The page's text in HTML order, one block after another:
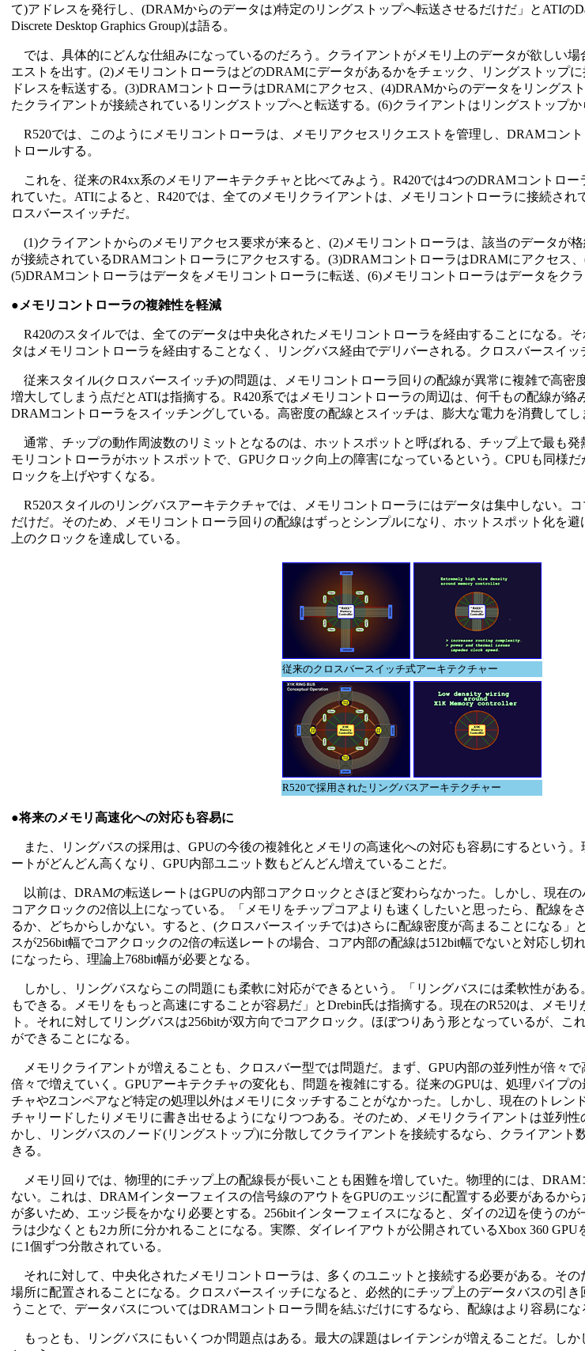
て)アドレスを発行し、(DRAMからのデータは)特定のリングストップへ転送させるだけだ」とATIの
Discrete Desktop Graphics Group)は語る。
では、具体的にどんな仕組みになっているのだろう。クライアントがメモリ上のデータが欲しい場
エストを出す。(2)メモリコントローラはどのDRAMにデータがあるかをチェック、リングストップ
ドレスを転送する。(3)DRAMコントローラはDRAMにアクセス、(4)DRAMからのデータをリングス
たクライアントが接続されているリングストップへと転送する。(6)クライアントはリングストップか
R520では、このようにメモリコントローラは、メモリアクセスリクエストを管理し、DRAMコン
トロールする。
これを、従来のR4xx系のメモリアーキテクチャと比べてみよう。R420では4つのDRAMコントロー
れていた。ATIによると、R420では、全てのメモリクライアントは、メモリコントローラに接続され
ロスバースイッチだ。
(1)クライアントからのメモリアクセス要求が来ると、(2)メモリコントローラは、該当のデータが
が接続されているDRAMコントローラにアクセスする。(3)DRAMコントローラはDRAMにアクセス
(5)DRAMコントローラはデータをメモリコントローラに転送、(6)メモリコントローラはデータをクラ
●メモリコントローラの複雑性を軽減
R420のスタイルでは、全てのデータは中央化されたメモリコントローラを経由することになる。
タはメモリコントローラを経由することなく、リングバス経由でデリバーされる。クロスバースイッ
従来スタイル(クロスバースイッチ)の問題は、メモリコントローラ回りの配線が異常に複雑で高密
増大してしまう点だとATIは指摘する。R420系ではメモリコントローラの周辺は、何千もの配線が絡
DRAMコントローラをスイッチングしている。高密度の配線とスイッチは、膨大な電力を消費してし
通常、チップの動作周波数のリミットとなるのは、ホットスポットと呼ばれる、チップ上で最も発
モリコントローラがホットスポットで、GPUクロック向上の障害になっているという。CPUも同様
ロックを上げやすくなる。
R520スタイルのリングバスアーキテクチャでは、メモリコントローラにはデータは集中しない。
だけだ。そのため、メモリコントローラ回りの配線はずっとシンプルになり、ホットスポット化を避
上のクロックを達成している。
従来のクロスバースイッチ式アーキテクチャー
R520で採用されたリングバスアーキテクチャー
●将来のメモリ高速化への対応も容易に
また、リングバスの採用は、GPUの今後の複雑化とメモリの高速化への対応も容易にするという
ートがどんどん高くなり、GPU内部ユニット数もどんどん増えていることだ。
以前は、DRAMの転送レートはGPUの内部コアクロックとさほど変わらなかった。しかし、現在の
コアクロックの2倍以上になっている。「メモリをチップコアよりも速くしたいと思ったら、配線を
るか、どちからしかない。すると、(クロスバースイッチでは)さらに配線密度が高まることになる」
スが256bit幅でコアクロックの2倍の転送レートの場合、コア内部の配線は512bit幅でないと対応し切
になったら、理論上768bit幅が必要となる。
しかし、リングバスならこの問題にも柔軟に対応ができるという。「リングバスには柔軟性がある
もできる。メモリをもっと高速にすることが容易だ」とDrebin氏は指摘する。現在のR520は、メモ
ト。それに対してリングバスは256bitが双方向でコアクロック。ほぼつりあう形となっているが、こ
ができることになる。
メモリクライアントが増えることも、クロスバー型では問題だ。まず、GPU内部の並列性が倍々
倍々で増えていく。GPUアーキテクチャの変化も、問題を複雑にする。従来のGPUは、処理パイプ
チャやZコンペアなど特定の処理以外はメモリにタッチすることがなかった。しかし、現在のトレン
チャリードしたりメモリに書き出せるようになりつつある。そのため、メモリクライアントは並列
かし、リングバスのノード(リングストップ)に分散してクライアントを接続するなら、クライアント
きる。
メモリ回りでは、物理的にチップ上の配線長が長いことも困難を増していた。物理的には、
ない。これは、DRAMインターフェイスの信号線のアウトをGPUのエッジに配置する必要があるか
が多いため、エッジ長をかなり必要とする。256bitインターフェイスになると、ダイの2辺を使うの
ラは少なくとも2カ所に分かれることになる。実際、ダイレイアウトが公開されているXbox 360
に1個ずつ分散されている。
それに対して、中央化されたメモリコントローラは、多くのユニットと接続する必要がある。そ
場所に配置されることになる。クロスバースイッチになると、必然的にチップ上のデータバスの引
うことで、データバスについてはDRAMコントローラ間を結ぶだけにするなら、配線はより容易にな
もっとも、リングバスにもいくつか問題点はある。最大の課題はレイテンシが増えることだ。しか